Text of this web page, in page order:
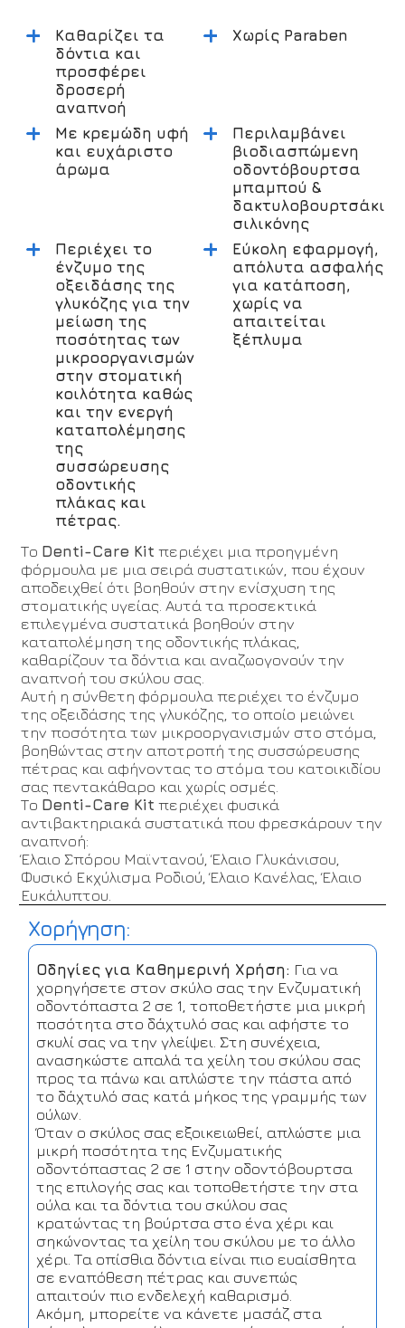
+
Καθαρίζει τα
δόντια και
προσφέρει
δροσερή
αναπνοή
+ Χωρίς Paraben
+
Με κρεμώδη υφή
και ευχάριστο
άρωμα
+
Περιλαμβάνει
βιοδιασπώμενη
οδοντόβουρτσα
μπαμπού &
δακτυλοβουρτσάκι
σιλικόνης
+
Περιέχει το
ένζυμο της
οξειδάσης της
γλυκόζης για την
μείωση της
ποσότητας των
μικροοργανισμών
στην στοματική
κοιλότητα καθώς
και την ενεργή
καταπολέμησης
της
συσσώρευσης
οδοντικής
πλάκας και
πέτρας.
+
Εύκολη εφαρμογή,
απόλυτα ασφαλής
για κατάποση,
χωρίς να
απαιτείται
ξέπλυμα
Το Denti-Care Kit περιέχει μια προηγμένη
φόρμουλα με μια σειρά συστατικών, που έχουν
αποδειχθεί ότι βοηθούν στην ενίσχυση της
στοματικής υγείας. Αυτά τα προσεκτικά
επιλεγμένα συστατικά βοηθούν στην
καταπολέμηση της οδοντικής πλάκας,
καθαρίζουν τα δόντια και αναζωογονούν την
αναπνοή του σκύλου σας.
Αυτή η σύνθετη φόρμουλα περιέχει το ένζυμο
της οξειδάσης της γλυκόζης, το οποίο μειώνει
την ποσότητα των μικροοργανισμών στο στόμα,
βοηθώντας στην αποτροπή της συσσώρευσης
πέτρας και αφήνοντας το στόμα του κατοικιδίου
σας πεντακάθαρο και χωρίς οσμές.
Το Denti-Care Kit περιέχει φυσικά
αντιβακτηριακά συστατικά που φρεσκάρουν την
αναπνοή:
Έλαιο Σπόρου Μαϊντανού, Έλαιο Γλυκάνισου,
Φυσικό Εκχύλισμα Ροδιού, Έλαιο Κανέλας, Έλαιο
Ευκάλυπτου.
Χορήγηση:
Οδηγίες για Καθημερινή Χρήση: Για να
χορηγήσετε στον σκύλο σας την Ενζυματική
οδοντόπαστα 2 σε 1, τοποθετήστε μια μικρή
ποσότητα στο δάχτυλό σας και αφήστε το
σκυλί σας να την γλείψει. Στη συνέχεια,
ανασηκώστε απαλά τα χείλη του σκύλου σας
προς τα πάνω και απλώστε την πάστα από
το δάχτυλό σας κατά μήκος της γραμμής των
ούλων.
Όταν ο σκύλος σας εξοικειωθεί, απλώστε μια
μικρή ποσότητα της Ενζυματικής
οδοντόπαστας 2 σε 1 στην οδοντόβουρτσα
της επιλογής σας και τοποθετήστε την στα
ούλα και τα δόντια του σκύλου σας
κρατώντας τη βούρτσα στο ένα χέρι και
σηκώνοντας τα χείλη του σκύλου με το άλλο
χέρι. Τα οπίσθια δόντια είναι πιο ευαίσθητα
σε εναπόθεση πέτρας και συνεπώς
απαιτούν πιο ενδελεχή καθαρισμό.
Ακόμη, μπορείτε να κάνετε μασάζ στα